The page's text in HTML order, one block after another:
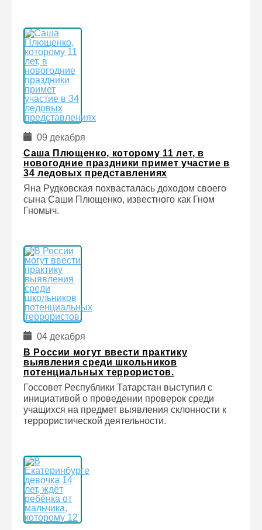
09 декабря
Саша Плющенко, которому 11 лет, в
новогодние праздники примет участие в
34 ледовых представлениях
Яна Рудковская похвасталась доходом своего
сына Саши Плющенко, известного как Гном
Гномыч.
04 декабря
В России могут ввести практику
выявления среди школьников
потенциальных террористов.
Госсовет Республики Татарстан выступил с
инициативой о проведении проверок среди
учащихся на предмет выявления склонности к
террористической деятельности.